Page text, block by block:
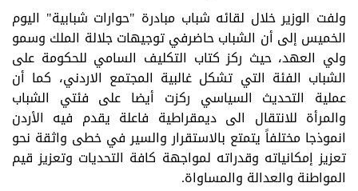
ولفت الوزير خلال لقائه شباب مبادرة "حوارات شبابية" اليوم
الخميس إلى أن الشباب حاضرفي توجيهات جلالة الملك وسمو
ولي العهد، حيث ركز كتاب التكليف السامي للحكومة على
الشباب الفئة التي تشكل غالبية المجتمع الاردني، كما أن
عملية التحديث السياسي ركزت أيضا على فئتي الشباب
والمرأة للانتقال الى ديمقراطية فاعلة يقدم فيه الأردن
انموذجا مختلفاً يتمتع بالاستقرار والسير في خطى واثقة نحو
تعزيز إمكانياته وقدراته لمواجهة كافة التحديات وتعزيز قيم
المواطنة والعدالة والمساواة.